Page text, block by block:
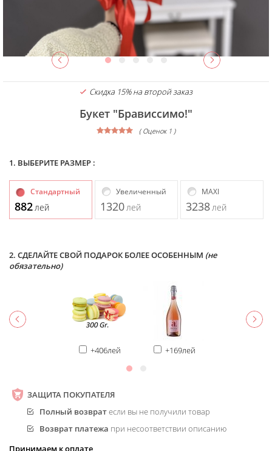
Скидка 15% на второй заказ
Букет "Брависсимо!"
( Оценок 1 )
1. ВЫБЕРИТЕ РАЗМЕР :
Стандартный
882лей
Увеличенный
1320лей
MAXI
3238лей
2. СДЕЛАЙТЕ СВОЙ ПОДАРОК БОЛЕЕ ОСОБЕННЫМ (не
обязательно)
+406лей +169лей
ЗАЩИТА ПОКУПАТЕЛЯ
Полный возвратесли вы не получили товар
Возврат платежа при несоответствии описанию
Принимаем к оплате